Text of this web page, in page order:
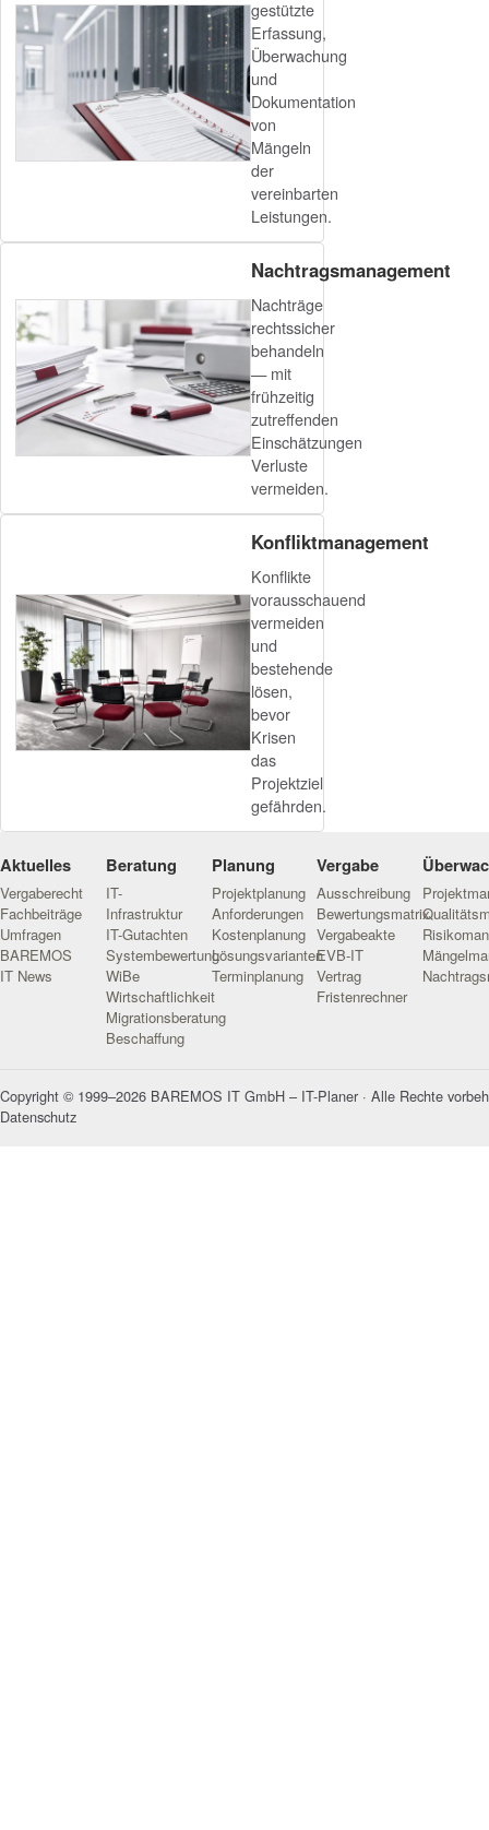
gestützte
Erfassung,
Überwachung
und
Dokumentation
von
Mängeln
der
vereinbarten
Leistungen.
Nachtragsmanagement
Nachträge
rechtssicher
behandeln
— mit
frühzeitig
zutreffenden
Einschätzungen
Verluste
vermeiden.
Konfliktmanagement
Konflikte
vorausschauend
vermeiden
und
bestehende
lösen,
bevor
Krisen
das
Projektziel
gefährden.
Aktuelles
Vergaberecht
Fachbeiträge
Umfragen
BAREMOS
IT News
Beratung
IT-
Infrastruktur
IT-Gutachten
Systembewertung
WiBe
Wirtschaftlichkeit
Migrationsberatung
Beschaffung
Planung
Projektplanung
Anforderungen
Kostenplanung
Lösungsvarianten
Terminplanung
Vergabe
Ausschreibung
Bewertungsmatrix
Vergabeakte
EVB-IT
Vertrag
Fristenrechner
Copyright © 1999–2026 BAREMOS IT GmbH – IT-Planer · Alle Rechte
Datenschutz